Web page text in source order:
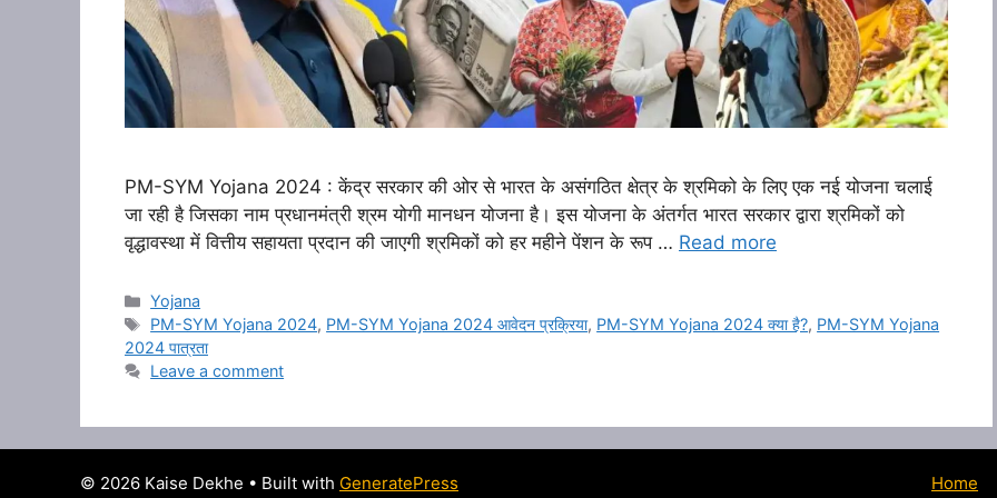
PM-SYM Yojana 2024 : केंद्र सरकार की ओर से भारत के असंगठित क्षेत्र के श्रमिको के लिए एक नई योजना चलाई
जा रही है जिसका नाम प्रधानमंत्री श्रम योगी मानधन योजना है। इस योजना के अंतर्गत भारत सरकार द्वारा श्रमिकों को
वृद्धावस्था में वित्तीय सहायता प्रदान की जाएगी श्रमिकों को हर महीने पेंशन के रूप … Read more
Categories
Yojana
Tags
PM-SYM Yojana 2024, PM-SYM Yojana 2024 आवेदन प्रक्रिया, PM-SYM Yojana 2024 क्या है?, PM-SYM Yojana
2024 पात्रता
Leave a comment
Home
© 2026 Kaise Dekhe • Built with GeneratePress